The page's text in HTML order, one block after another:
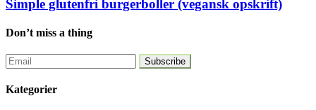
Simple glutenfri burgerboller (vegansk opskrift)
Don’t miss a thing
Kategorier